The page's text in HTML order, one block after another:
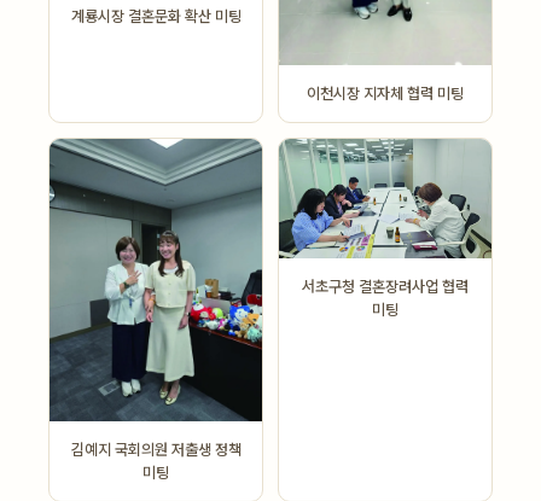
계룡시장 결혼문화 확산 미팅
이천시장 지자체 협력 미팅
김예지 국회의원 저출생 정책
미팅
서초구청 결혼장려사업 협력
미팅